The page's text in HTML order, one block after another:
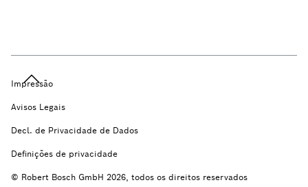
Impressão
Avisos Legais
Decl. de Privacidade de Dados
Definições de privacidade
© Robert Bosch GmbH 2026, todos os direitos reservados